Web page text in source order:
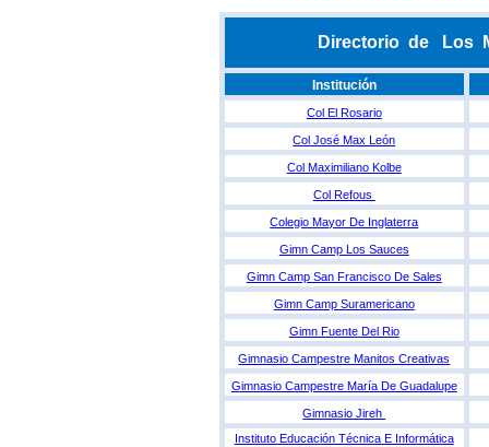
Directorio de Los
Institución
Col El Rosario
Col José Max León
Col Maximiliano Kolbe
Col Refous
Colegio Mayor De Inglaterra
Gimn Camp Los Sauces
Gimn Camp San Francisco De Sales
Gimn Camp Suramericano
Gimn Fuente Del Rio
Gimnasio Campestre Manitos Creativas
Gimnasio Campestre María De Guadalupe
Gimnasio Jireh
Instituto Educación Técnica E Informática